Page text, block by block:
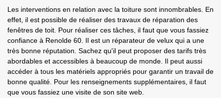
Les interventions en relation avec la toiture sont innombrables. En
effet, il est possible de réaliser des travaux de réparation des
fenêtres de toit. Pour réaliser ces tâches, il faut que vous fassiez
confiance à Renolde 60. Il est un réparateur de velux qui a une
très bonne réputation. Sachez qu'il peut proposer des tarifs très
abordables et accessibles à beaucoup de monde. Il peut aussi
accéder à tous les matériels appropriés pour garantir un travail de
bonne qualité. Pour les renseignements supplémentaires, il faut
que vous fassiez une visite de son site web.